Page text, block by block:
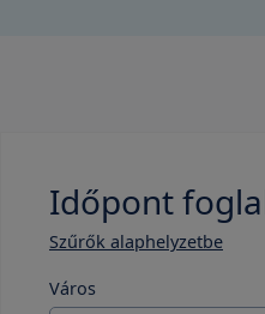
Időpont
Szűrők alaphelyzetbe
Város